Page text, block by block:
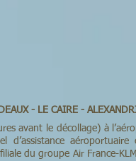
- LE CAIRE -
avant le décollage) à
d’assistance
du groupe Air France-